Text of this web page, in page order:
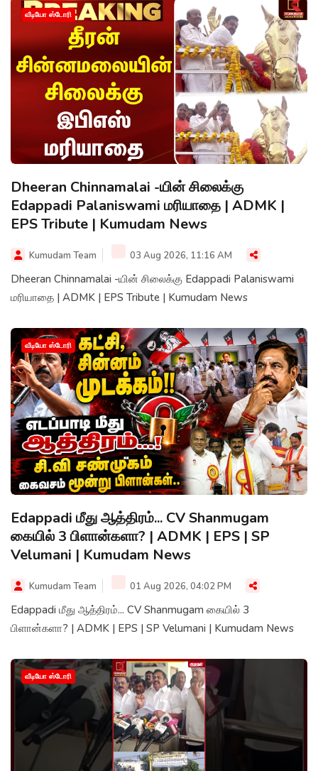
வீடியோ ஸ்டோரி
Dheeran Chinnamalai -யின் சிலைக்கு
Edappadi Palaniswami மரியாதை | ADMK |
EPS Tribute | Kumudam News
Kumudam Team 03 Aug 2026, 11:16 AM
Dheeran Chinnamalai -யின் சிலைக்கு Edappadi Palaniswami
மரியாதை | ADMK | EPS Tribute | Kumudam News
வீடியோ ஸ்டோரி
Edappadi மீது ஆத்திரம்... CV Shanmugam
கையில் 3 பிளான்களா? | ADMK | EPS | SP
Velumani | Kumudam News
Kumudam Team 01 Aug 2026, 04:02 PM
Edappadi மீது ஆத்திரம்... CV Shanmugam கையில் 3
பிளான்களா? | ADMK | EPS | SP Velumani | Kumudam News
வீடியோ ஸ்டோரி